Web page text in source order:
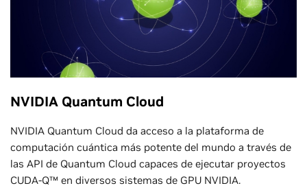
NVIDIA Quantum Cloud
NVIDIA Quantum Cloud da acceso a la plataforma de
computación cuántica más potente del mundo a través de
las API de Quantum Cloud capaces de ejecutar proyectos
CUDA-Q™ en diversos sistemas de GPU NVIDIA.